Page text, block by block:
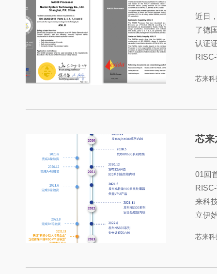
近日
了德
认证
列后
芯来科
芯来六
01回
来科
立伊
技不
发展
芯来科